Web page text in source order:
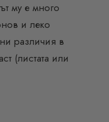
му е много
и леко
различия в
(листата или